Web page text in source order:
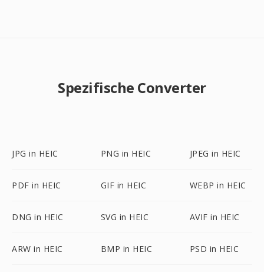
Spezifische Converter
JPG in HEIC PNG in HEIC JPEG in HEIC
PDF in HEIC GIF in HEIC WEBP in HEIC
DNG in HEIC SVG in HEIC AVIF in HEIC
ARW in HEIC BMP in HEIC PSD in HEIC